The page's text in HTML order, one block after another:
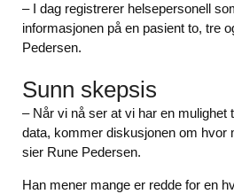
– I dag registrerer helsepersonell
informasjonen på en pasient to, tre
Pedersen.
Sunn skepsis
– Når vi nå ser at vi har en mulighet
data, kommer diskusjonen om hvor
sier Rune Pedersen.
Han mener mange er redde for en